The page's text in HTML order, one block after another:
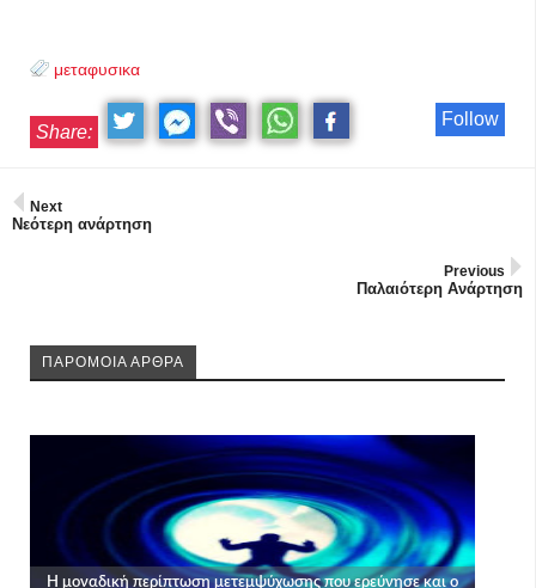
μεταφυσικα
Follow
Share:
Next
Νεότερη ανάρτηση
Previous
Παλαιότερη Ανάρτηση
ΠΑΡΟΜΟΙΑ ΑΡΘΡΑ